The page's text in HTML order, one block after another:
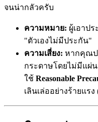
จนน่ากลัวครับ
ความหมาย: ผู้เอาป
"ตัวเองไม่มีประกัน"
ความเสี่ยง: หากคุณป
กระดาษโดยไม่มีแผ่
ใช้ Reasonable
เลินเล่ออย่างร้ายแรง